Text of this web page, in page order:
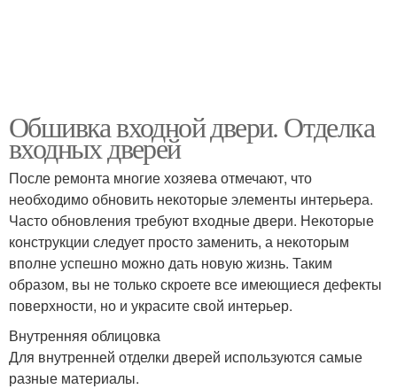
Обшивка входной двери. Отделка
входных дверей
После ремонта многие хозяева отмечают, что
необходимо обновить некоторые элементы интерьера.
Часто обновления требуют входные двери. Некоторые
конструкции следует просто заменить, а некоторым
вполне успешно можно дать новую жизнь. Таким
образом, вы не только скроете все имеющиеся дефекты
поверхности, но и украсите свой интерьер.
Внутренняя облицовка
Для внутренней отделки дверей используются самые
разные материалы.